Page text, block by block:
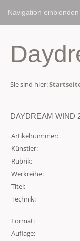
Navigation einblenden
Sie sind hier:
DAYDREAM WIND
Artikelnummer:
Künstler:
Rubrik:
Werkreihe:
Titel:
Technik:
Format:
Auflage: